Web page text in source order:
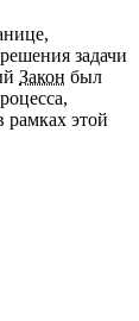
задачи
Закон был
рамках этой